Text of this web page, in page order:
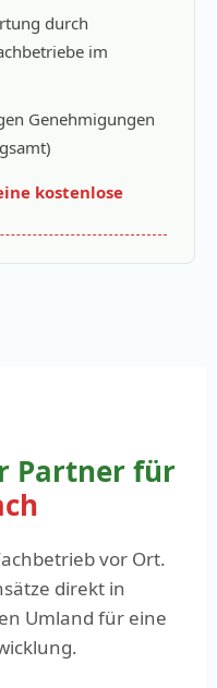
durch
im
Genehmigungen
kostenlose
Partner für
vor Ort.
direkt in
Umland für eine